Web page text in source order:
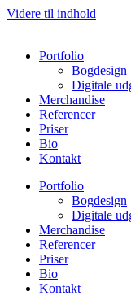
Videre til indhold
Portfolio
Bogdesign
Digitale
Merchandise
Referencer
Priser
Bio
Kontakt
Portfolio
Bogdesign
Digitale
Merchandise
Referencer
Priser
Bio
Kontakt